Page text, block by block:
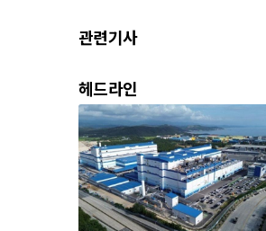
관련기사
헤드라인